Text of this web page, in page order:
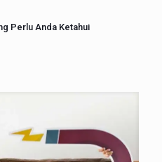
Perlu Anda Ketahui